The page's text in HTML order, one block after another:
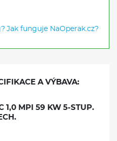
Jak funguje NaOperak.cz?
A VÝBAVA:
1,0 MPI 59 KW 5-STUP.